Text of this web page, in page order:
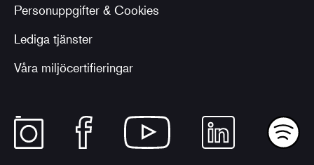
Personuppgifter & Cookies
Lediga tjänster
Våra miljöcertifieringar